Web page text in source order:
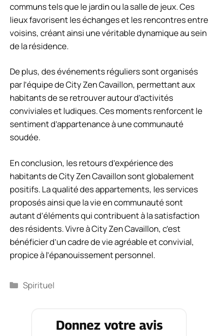
communs tels que le jardin ou la salle de jeux. Ces
lieux favorisent les échanges et les rencontres entre
voisins, créant ainsi une véritable dynamique au sein
de la résidence.
De plus, des événements réguliers sont organisés
par l’équipe de City Zen Cavaillon, permettant aux
habitants de se retrouver autour d’activités
conviviales et ludiques. Ces moments renforcent le
sentiment d’appartenance à une communauté
soudée.
En conclusion, les retours d’expérience des
habitants de City Zen Cavaillon sont globalement
positifs. La qualité des appartements, les services
proposés ainsi que la vie en communauté sont
autant d’éléments qui contribuent à la satisfaction
des résidents. Vivre à City Zen Cavaillon, c’est
bénéficier d’un cadre de vie agréable et convivial,
propice à l’épanouissement personnel.
Catégories
Spirituel
Donnez votre avis